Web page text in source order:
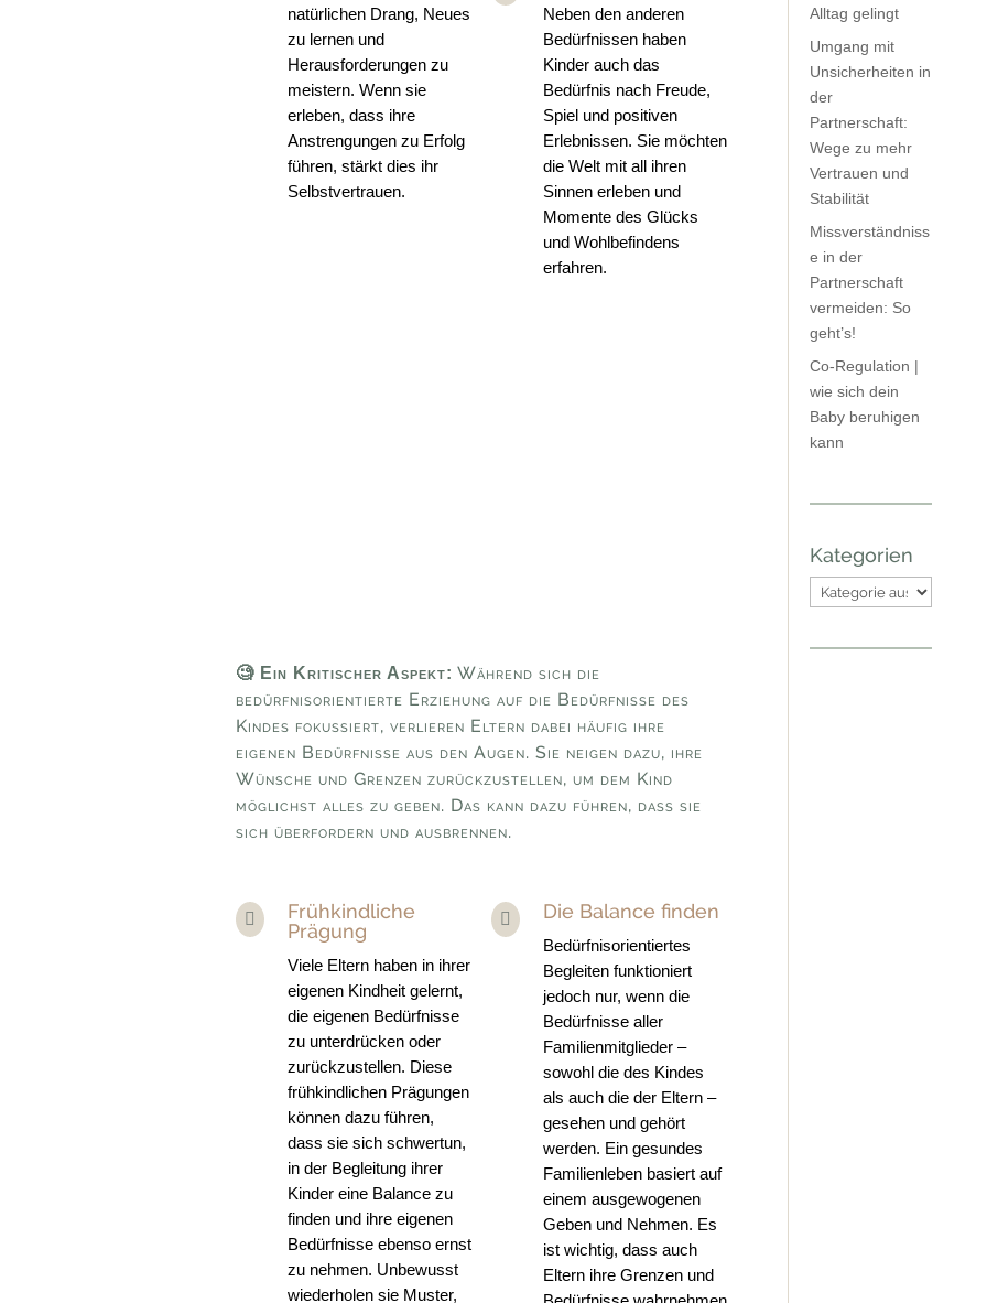
natürlichen Drang, Neues
zu lernen und
Herausforderungen zu
meistern. Wenn sie
erleben, dass ihre
Anstrengungen zu Erfolg
führen, stärkt dies ihr
Selbstvertrauen.
Neben den anderen
Bedürfnissen haben
Kinder auch das
Bedürfnis nach Freude,
Spiel und positiven
Erlebnissen. Sie möchten
die Welt mit all ihren
Sinnen erleben und
Momente des Glücks
und Wohlbefindens
erfahren.
🧐 Ein Kritischer Aspekt: Während sich die
bedürfnisorientierte Erziehung auf die Bedürfnisse des
Kindes fokussiert, verlieren Eltern dabei häufig ihre
eigenen Bedürfnisse aus den Augen. Sie neigen dazu, ihre
Wünsche und Grenzen zurückzustellen, um dem Kind
möglichst alles zu geben. Das kann dazu führen, dass sie
sich überfordern und ausbrennen.

Frühkindliche
Prägung
Viele Eltern haben in ihrer
eigenen Kindheit gelernt,
die eigenen Bedürfnisse
zu unterdrücken oder
zurückzustellen. Diese
frühkindlichen Prägungen
können dazu führen,
dass sie sich schwertun,
in der Begleitung ihrer
Kinder eine Balance zu
finden und ihre eigenen
Bedürfnisse ebenso ernst
zu nehmen. Unbewusst
wiederholen sie Muster,
 Die Balance finden
Bedürfnisorientiertes
Begleiten funktioniert
jedoch nur, wenn die
Bedürfnisse aller
Familienmitglieder –
sowohl die des Kindes
als auch die der Eltern –
gesehen und gehört
werden. Ein gesundes
Familienleben basiert auf
einem ausgewogenen
Geben und Nehmen. Es
ist wichtig, dass auch
Eltern ihre Grenzen und
Alltag gelingt
Umgang mit
Unsicherheiten in
der
Partnerschaft:
Wege zu mehr
Vertrauen und
Stabilität
Missverständniss
e in der
Partnerschaft
vermeiden: So
geht’s!
Co-Regulation |
wie sich dein
Baby beruhigen
kann
Kategorien
Kategorien